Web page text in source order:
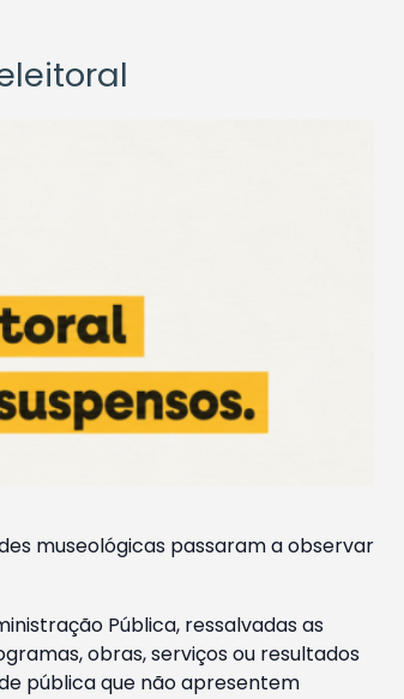
museológicas passaram a observar
Pública, ressalvadas as
obras, serviços ou resultados
pública que não apresentem